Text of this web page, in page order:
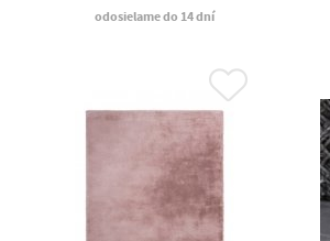
odosielame do 14 dní